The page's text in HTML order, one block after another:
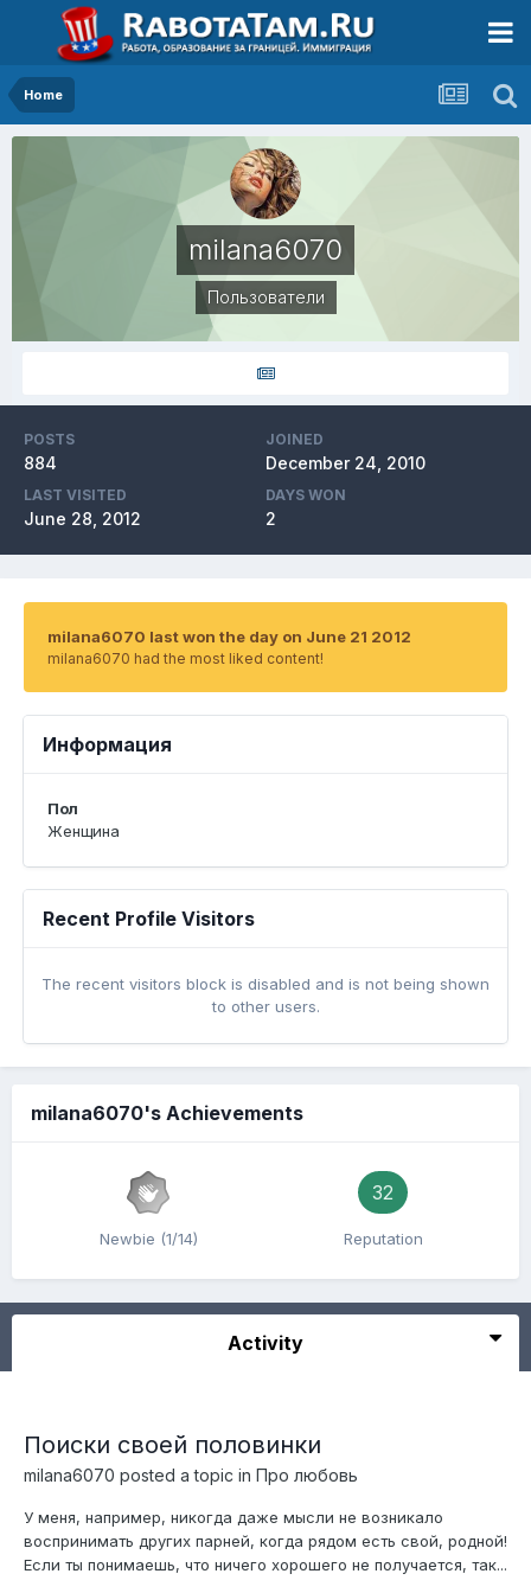
Home
milana6070
Пользователи
POSTS
884
JOINED
December 24, 2010
LAST VISITED
June 28, 2012
DAYS WON
2
milana6070 last won the day on June 21 2012
milana6070 had the most liked content!
Информация
Пол
Женщина
Recent Profile Visitors
The recent visitors block is disabled and is not being shown
to other users.
milana6070's Achievements
Newbie (1/14)
32
Reputation
Activity
Поиски своей половинки
milana6070 posted a topic in Про любовь
У меня, например, никогда даже мысли не возникало
воспринимать других парней, когда рядом есть свой, родной!
Если ты понимаешь, что ничего хорошего не получается, так...